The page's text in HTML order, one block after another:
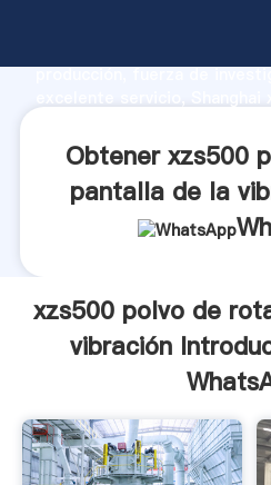
producción, fuerza de
aporta valores a todos los
Obtener xzs500
pantalla de la
xzs500 polvo de
vibración